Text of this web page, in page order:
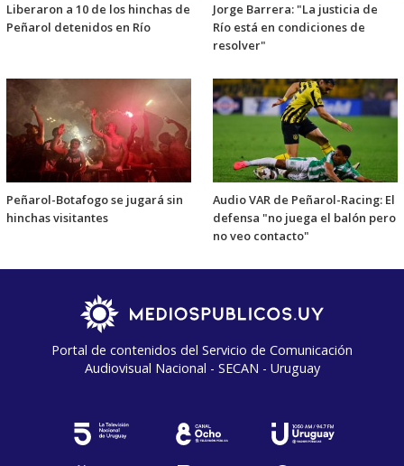
Liberaron a 10 de los hinchas de
Peñarol detenidos en Río
Jorge Barrera: "La justicia de
Río está en condiciones de
resolver"
Peñarol-Botafogo se jugará sin
hinchas visitantes
Audio VAR de Peñarol-Racing: El
defensa "no juega el balón pero
no veo contacto"
Portal de contenidos del Servicio de Comunicación
Audiovisual Nacional - SECAN - Uruguay